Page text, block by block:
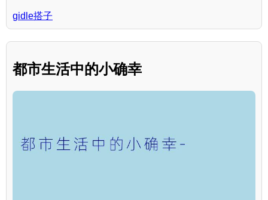
gidle搭子
都市生活中的小确幸